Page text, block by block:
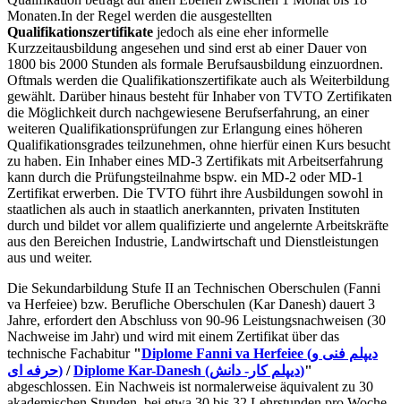
Monaten.In der Regel werden die ausgestellten
Qualifikationszertifikate jedoch als eine eher informelle
Kurzzeitausbildung angesehen und sind erst ab einer Dauer von
1800 bis 2000 Stunden als formale Berufsausbildung einzuordnen.
Oftmals werden die Qualifikationszertifikate auch als Weiterbildung
gewählt. Darüber hinaus besteht für Inhaber von TVTO Zertifikaten
die Möglichkeit durch nachgewiesene Berufserfahrung, an einer
weiteren Qualifikationsprüfungen zur Erlangung eines höheren
Qualifikationsgrades teilzunehmen, ohne hierfür einen Kurs besucht
zu haben. Ein Inhaber eines MD-3 Zertifikats mit Arbeitserfahrung
kann durch die Prüfungsteilnahme bspw. ein MD-2 oder MD-1
Zertifikat erwerben. Die TVTO führt ihre Ausbildungen sowohl in
staatlichen als auch in staatlich anerkannten, privaten Instituten
durch und bildet vor allem qualifizierte und angelernte Arbeitskräfte
aus den Bereichen Industrie, Landwirtschaft und Dienstleistungen
aus und weiter.
Die Sekundarbildung Stufe II an Technischen Oberschulen (Fanni
va Herfeiee) bzw. Berufliche Oberschulen (Kar Danesh) dauert 3
Jahre, erfordert den Abschluss von 90-96 Leistungsnachweisen (30
Nachweise im Jahr) und wird mit einem Zertifikat über das
technische Fachabitur"Diplome Fanni va Herfeiee (دیپلم فنی و
حرفه ای) / Diplome Kar-Danesh (دیپلم کار- دانش)"
abgeschlossen. Ein Nachweis ist normalerweise äquivalent zu 30